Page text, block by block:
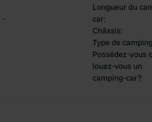
-
Longueur du
car:
Châssis:
Type de
Possédez-vous
louez-vous un
camping-car?